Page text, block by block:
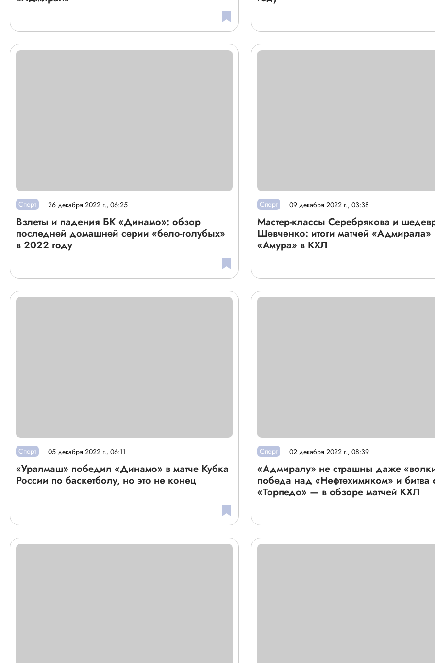
Спорт 26 декабря 2022 г., 06:25
Взлеты и падения БК «Динамо»: обзор
последней домашней серии «бело-голубых»
в 2022 году
Спорт 09 декабря 2022 г., 03:38
Мастер-классы Серебрякова и
Шевченко: итоги матчей «Адмирала»
«Амура» в КХЛ
Спорт 05 декабря 2022 г., 06:11
«Уралмаш» победил «Динамо» в матче Кубка
России по баскетболу, но это не конец
Спорт 02 декабря 2022 г., 08:39
«Адмиралу» не страшны даже
победа над «Нефтехимиком» и битва
«Торпедо» — в обзоре матчей КХЛ